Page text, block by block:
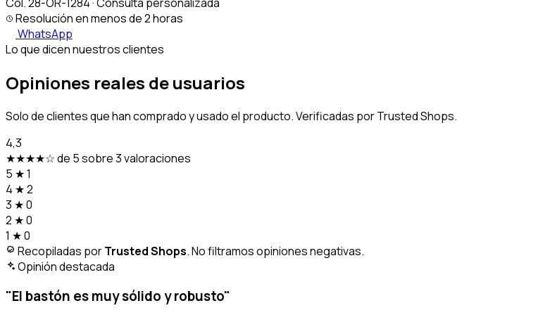
Resolución en menos de 2 horas
WhatsApp
Lo que dicen nuestros clientes
Opiniones reales de usuarios
Solo de clientes que han comprado y usado el producto. Verificadas por Trusted Shops.
4,3
★★★★☆de 5 sobre 3 valoraciones
5 ★1
4 ★2
3 ★0
2 ★0
1 ★0
Recopiladas porTrusted Shops. No filtramos opiniones negativas.
Opinión destacada
"El bastón es muy sólido y robusto"